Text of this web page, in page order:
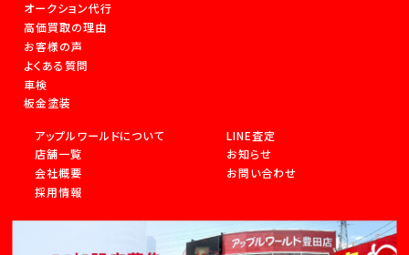
オークション代行
高価買取の理由
お客様の声
よくある質問
車検
板金塗装
アップルワールドについて
店舗一覧
会社概要
採用情報
LINE査定
お知らせ
お問い合わせ